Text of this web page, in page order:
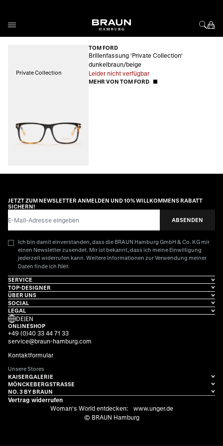
Private Collection
TOM FORD
Brillenfassung 'Private Collection'
dunkelbraun/beige
Leider nicht verfügbar
MEHR VON TOM FORD
JETZT ZUM NEWSLETTER ANMELDEN UND 10% WILLKOMMENS RABATT
SICHERN!
ABSENDEN
Ich bin damit einverstanden, dass die BRAUN Hamburg GmbH & Co. KG mir
einen Newsletter zusendet. Mir ist bekannt, dass ich meine Einwilligung
jederzeit widerrufen kann. Weitere Informationen zur Verwendung meiner
Daten finde ich hier.
SERVICE
TOP-DESIGNER
ÜBER UNS
SOCIAL
LEGAL
DE|EN
ONLINESHOP
+49 (0)40 33 44 71 33
service@braun-hamburg.com
Kontaktformular
Unsere Stores
KAISERGALERIE
MÖNCKEBERGSTRASSE
NO. 3 BY BRAUN
Vertrag widerrufen
Woman's World entdecken:
www.unger.de
© BRAUN Hamburg